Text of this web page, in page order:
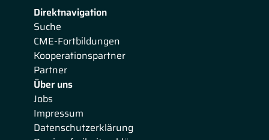
Direktnavigation
Suche
CME-Fortbildungen
Kooperationspartner
Partner
Über uns
Jobs
Impressum
Datenschutzerklärung